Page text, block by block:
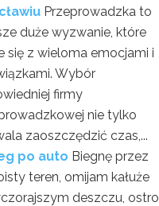
Przeprowadzka to
duże wyzwanie, które
się z wieloma emocjami i
Wybór
firmy
nie tylko
zaoszczędzić czas,...
po auto Biegnę przez
teren, omijam kałuże
deszczu, ostro